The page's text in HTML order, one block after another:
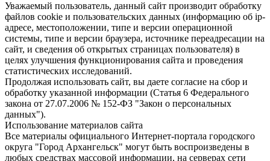
Уважаемый пользователь, данный сайт производит обработку
файлов cookie и пользовательских данных (информацию об ip-
адресе, местоположении, типе и версии операционной
системы, типе и версии браузера, источнике переадресации на
сайт, и сведения об открытых страницах пользователя) в
целях улучшения функционирования сайта и проведения
статистических исследований.
Продолжая использовать сайт, вы даете согласие на сбор и
обработку указанной информации (Статья 6 Федерального
закона от 27.07.2006 № 152-ФЗ "Закон о персональных
данных").
Использование материалов сайта
Все материалы официального Интернет-портала городского
округа "Город Архангельск" могут быть воспроизведены в
любых средствах массовой информации, на серверах сети